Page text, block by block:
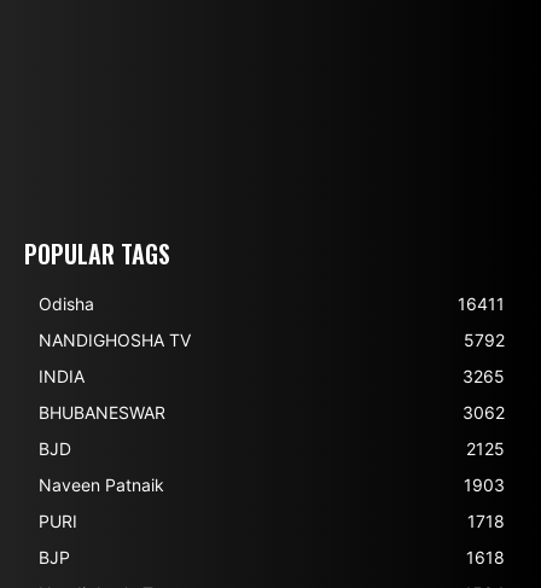
POPULAR TAGS
Odisha
16411
NANDIGHOSHA TV
5792
INDIA
3265
BHUBANESWAR
3062
BJD
2125
Naveen Patnaik
1903
PURI
1718
BJP
1618